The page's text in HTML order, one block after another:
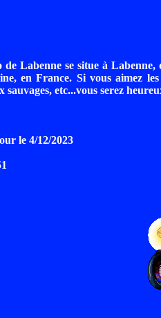
de Labenne se situe à Labenne,
en France. Si vous aimez
sauvages, etc...vous serez
le 4/12/2023